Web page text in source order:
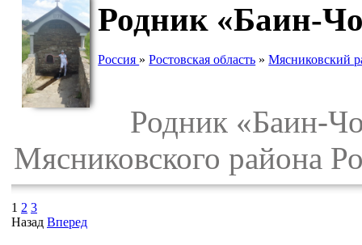
Родник «Баин-
Россия »Ростовская область »Мясниковский
Родник «Баин-
Мясниковского района
1 2 3
Назад Вперед